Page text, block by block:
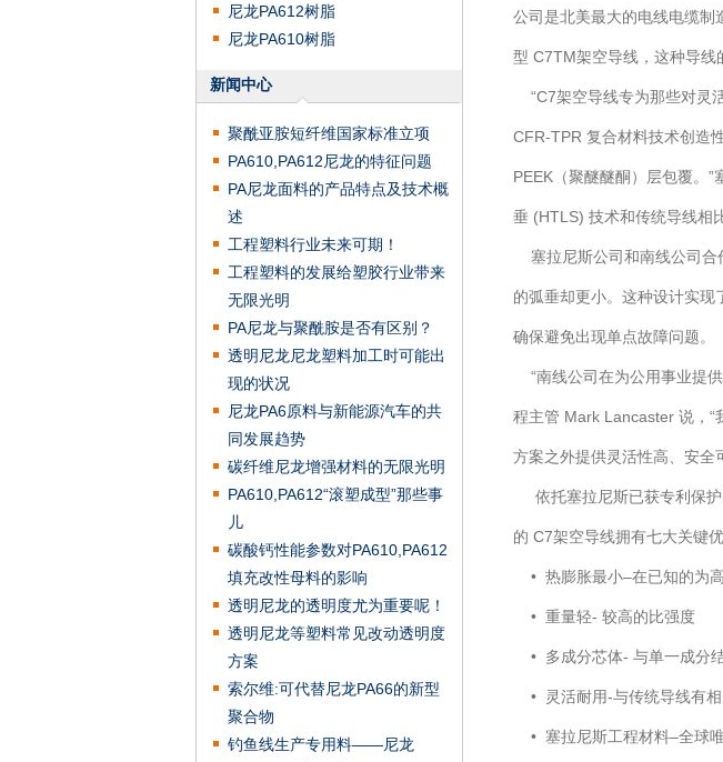
尼龙PA612树脂
尼龙PA610树脂
新闻中心
聚酰亚胺短纤维国家标准立项
PA610,PA612尼龙的特征问题
PA尼龙面料的产品特点及技术概
述
工程塑料行业未来可期！
工程塑料的发展给塑胶行业带来
无限光明
PA尼龙与聚酰胺是否有区别？
透明尼龙尼龙塑料加工时可能出
现的状况
尼龙PA6原料与新能源汽车的共
同发展趋势
碳纤维尼龙增强材料的无限光明
PA610,PA612“滚塑成型”那些事
儿
碳酸钙性能参数对PA610,PA612
填充改性母料的影响
透明尼龙的透明度尤为重要呢！
透明尼龙等塑料常见改动透明度
方案
索尔维:可代替尼龙PA66的新型
聚合物
钓鱼线生产专用料——尼龙
公司是北美最大的电线电缆
型 C7TM架空导线，这种导线
“C7架空导线专为那些对灵
CFR-TPR 复合材料技术创造
PEEK（聚醚醚酮）层包覆。
垂 (HTLS) 技术和传统导线相
塞拉尼斯公司和南线公司合
的弧垂却更小。这种设计实
确保避免出现单点故障问题。
“南线公司在为公用事业提
程主管 Mark Lancaster 说，“
方案之外提供灵活性高、安全
依托塞拉尼斯已获专利保护
的 C7架空导线拥有七大关键优
• 热膨胀最小–在已知的为
• 重量轻- 较高的比强度
• 多成分芯体- 与单一成分
• 灵活耐用-与传统导线有相
• 塞拉尼斯工程材料–全球